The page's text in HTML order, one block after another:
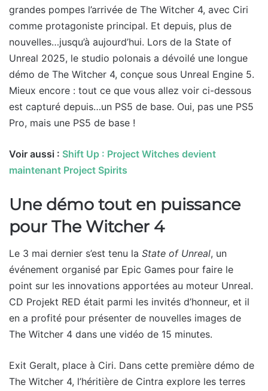
grandes pompes l’arrivée de The Witcher 4, avec Ciri
comme protagoniste principal. Et depuis, plus de
nouvelles…jusqu’à aujourd’hui. Lors de la State of
Unreal 2025, le studio polonais a dévoilé une longue
démo de The Witcher 4, conçue sous Unreal Engine 5.
Mieux encore : tout ce que vous allez voir ci-dessous
est capturé depuis…un PS5 de base. Oui, pas une PS5
Pro, mais une PS5 de base !
Voir aussi : Shift Up : Project Witches devient
maintenant Project Spirits
Une démo tout en puissance
pour The Witcher 4
Le 3 mai dernier s’est tenu la State of Unreal, un
événement organisé par Epic Games pour faire le
point sur les innovations apportées au moteur Unreal.
CD Projekt RED était parmi les invités d’honneur, et il
en a profité pour présenter de nouvelles images de
The Witcher 4 dans une vidéo de 15 minutes.
Exit Geralt, place à Ciri. Dans cette première démo de
The Witcher 4, l’héritière de Cintra explore les terres